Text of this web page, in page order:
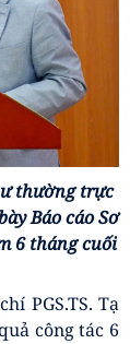
thường trực
Báo cáo Sơ
6 tháng cuối
PGS.TS. Tạ
công tác 6